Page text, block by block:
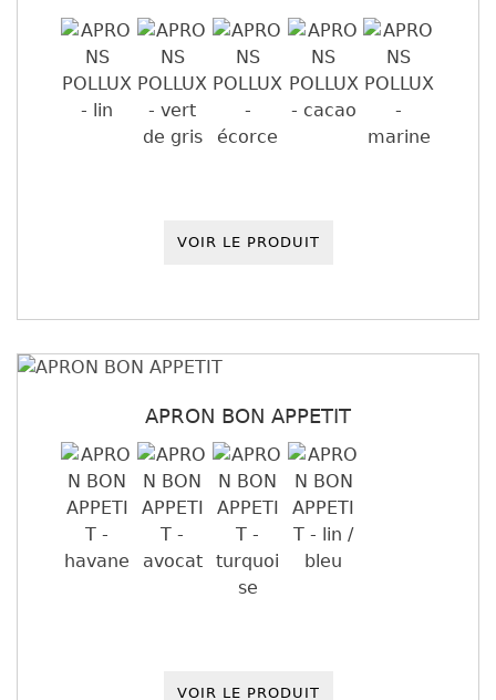
VOIR LE PRODUIT
APRON BON APPETIT
VOIR LE PRODUIT